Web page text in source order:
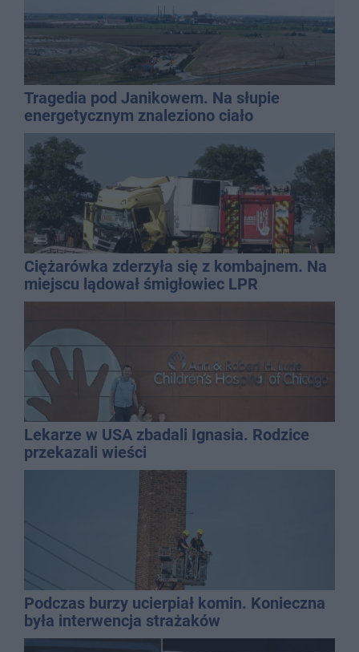
Tragedia pod Janikowem. Na słupie
energetycznym znaleziono ciało
mężczyzny
Ciężarówka zderzyła się z kombajnem. Na
miejscu lądował śmigłowiec LPR
Lekarze w USA zbadali Ignasia. Rodzice
przekazali wieści
Podczas burzy ucierpiał komin. Konieczna
była interwencja strażaków